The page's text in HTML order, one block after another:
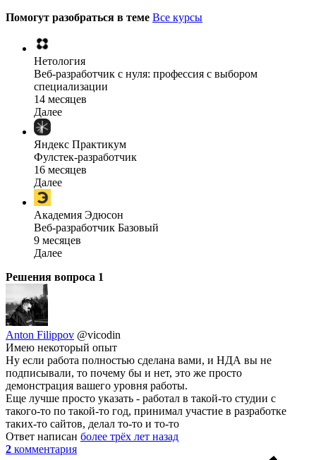
Помогут разобраться в теме Все курсы
Нетология
Веб-разработчик с нуля: профессия с выбором
специализации
14 месяцев
Далее
Яндекс Практикум
Фулстек-разработчик
16 месяцев
Далее
Академия Эдюсон
Веб-разработчик Базовый
9 месяцев
Далее
Решения вопроса 1
Anton Filippov @vicodin
Имею некоторый опыт
Ну если работа полностью сделана вами, и НДА вы не
подписывали, то почему бы и нет, это же просто
демонстрация вашего уровня работы.
Еще лучше просто указать - работал в такой-то студии с
такого-то по такой-то год, принимал участие в разработке
таких-то сайтов, делал то-то и то-то
Ответ написан более трёх лет назад
2 комментария